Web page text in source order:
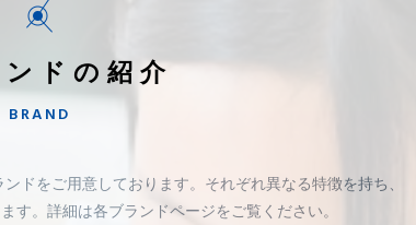
ドの紹介
BRAND
ドをご用意しております。それぞれ異なる特徴を持ち、
す。詳細は各ブランドページをご覧ください。